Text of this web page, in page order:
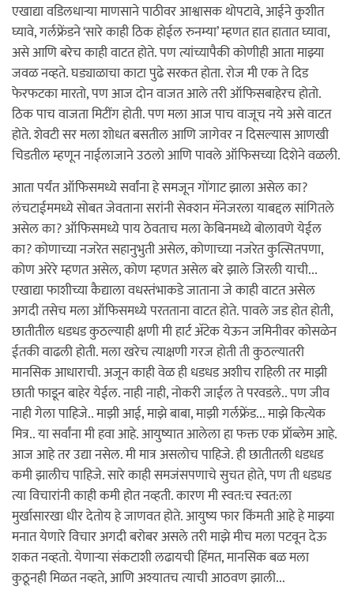
एखाद्या वडिलधार्‍या माणसाने पाठीवर आश्वासक थोपटावे, आईने कुशीत
घ्यावे, गर्लफ्रेंडने ‘सारे काही ठिक होईल रुनम्या’ म्हणत हात हातात घ्यावा,
असे आणि बरेच काही वाटत होते. पण त्यांच्यापैकी कोणीही आता माझ्या
जवळ नव्हते. घड्याळाचा काटा पुढे सरकत होता. रोज मी एक ते दिड
फेरफटका मारतो, पण आज दोन वाजत आले तरी ऑफिसबाहेरच होतो.
ठिक पाच वाजता मिटींग होती. पण मला आज पाच वाजूच नये असे वाटत
होते. शेवटी सर मला शोधत बसतील आणि जागेवर न दिसल्यास आणखी
चिडतील म्हणून नाईलाजाने उठलो आणि पावले ऑफिसच्या दिशेने वळली.
आता पर्यंत ऑफिसमध्ये सर्वांना हे समजून गोंगाट झाला असेल का?
लंचटाईममध्ये सोबत जेवताना सरांनी सेक्शन मॅनेजरला याबद्दल सांगितले
असेल का? ऑफिसमध्ये पाय ठेवताच मला केबिनमध्ये बोलावणे येईल
का? कोणाच्या नजरेत सहानुभुती असेल, कोणाच्या नजरेत कुत्सितपणा,
कोण अरेरे म्हणत असेल, कोण म्हणत असेल बरे झाले जिरली याची...
एखाद्या फाशीच्या कैद्याला वधस्तंभाकडे जाताना जे काही वाटत असेल
अगदी तसेच मला ऑफिसमध्ये परतताना वाटत होते. पावले जड होत होती,
छातीतील धडधड कुठल्याही क्षणी मी हार्ट अ‍ॅटेक येऊन जमिनीवर कोसळेन
ईतकी वाढली होती. मला खरेच त्याक्षणी गरज होती ती कुठल्यातरी
मानसिक आधाराची. अजून काही वेळ ही धडधड अशीच राहिली तर माझी
छाती फाडून बाहेर येईल. नाही नाही, नोकरी जाईल ते परवडले.. पण जीव
नाही गेला पाहिजे.. माझी आई, माझे बाबा, माझी गर्लफ्रेंड... माझे कित्येक
मित्र.. या सर्वांना मी हवा आहे. आयुष्यात आलेला हा फक्त एक प्रॉब्लेम आहे.
आज आहे तर उद्या नसेल. मी मात्र असलोच पाहिजे. ही छातीतली धडधड
कमी झालीच पाहिजे. सारे काही समजंसपणाचे सुचत होते, पण ती धडधड
त्या विचारांनी काही कमी होत नव्हती. कारण मी स्वत:च स्वत:ला
मुर्खासारखा धीर देतोय हे जाणवत होते. आयुष्य फार किंमती आहे हे माझ्या
मनात येणारे विचार अगदी बरोबर असले तरी माझे मीच मला पटवून देऊ
शकत नव्हतो. येणार्‍या संकटाशी लढायची हिंमत, मानसिक बळ मला
कुठूनही मिळत नव्हते, आणि अश्यातच त्याची आठवण झाली...